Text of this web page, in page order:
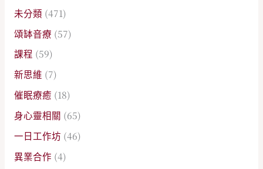
未分類 (471)
頌缽音療 (57)
課程 (59)
新思維 (7)
催眠療癒 (18)
身心靈相關 (65)
一日工作坊 (46)
異業合作 (4)